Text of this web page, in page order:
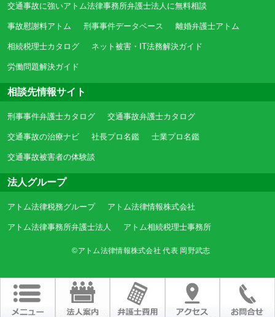
交通事故に強いアトム法律事務所弁護士法人に無料相談
事故慰謝料アトム 刑事事件データベース 離婚弁護士アトム
相続税理士カタログ ネット被害・IT法務解決ガイド
労働問題解決ガイド
相談先情報サイト
刑事事件弁護士カタログ 交通事故弁護士カタログ
交通事故の治療ナビ 社長プロ名鑑 士業プロ名鑑
交通事故被害者の体験談
法人グループ
アトム法律税務グループ アトム法律情報株式会社
アトム法律事務所弁護士法人 アトム相続税理士事務所
©アトム法律情報株式会社 代表 岡野武志